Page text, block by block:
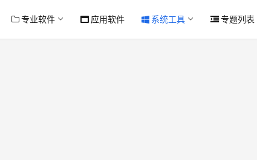
专业软件 应用软件 系统工具 专题列表